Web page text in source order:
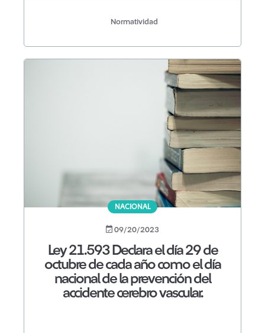
Normatividad
NACIONAL
09/20/2023
Ley 21.593 Declara el día 29 de
octubre de cada año como el día
nacional de la prevención del
accidente cerebro vascular.